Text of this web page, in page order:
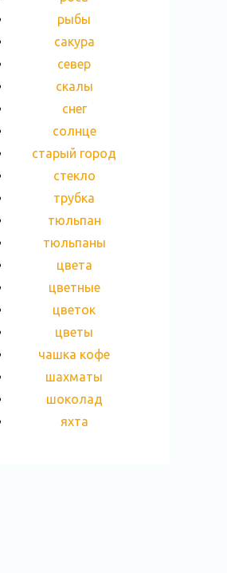
рыбы
сакура
север
скалы
снег
солнце
старый город
стекло
трубка
тюльпан
тюльпаны
цвета
цветные
цветок
цветы
чашка кофе
шахматы
шоколад
яхта